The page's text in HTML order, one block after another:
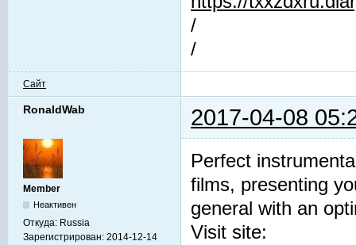
/
/
Сайт
RonaldWab 2017-04-08
Member
Неактивен
Откуда: Russia
Зарегистрирован: 2014-12-14
Perfect
films, presenting
general with an
Visit site: